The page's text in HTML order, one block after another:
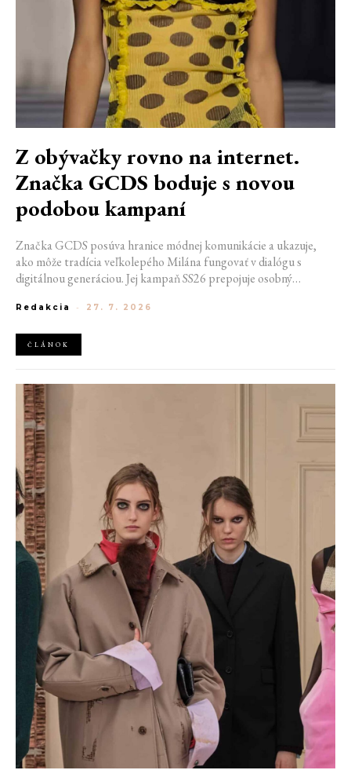
Z obývačky rovno na internet.
Značka GCDS boduje s novou
podobou kampaní
Značka GCDS posúva hranice módnej komunikácie a ukazuje,
ako môže tradícia veľkolepého Milána fungovať v dialógu s
digitálnou generáciou. Jej kampaň SS26 prepojuje osobný
spôsob, akým dnes módu vnímame a zdieľame. Zároveň
trendy a vytvárať autentické spojenie medzi módou, digitálnym
prostredím a každodenným životom mladej generácie.
Redakcia - 27. 7. 2026
ČLÁNOK